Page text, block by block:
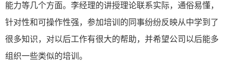
能力等几个方面。李经理的讲授理论联系实际，通俗易懂，
针对性和可操作性强，参加培训的同事纷纷反映从中学到了
很多知识，对以后工作有很大的帮助，并希望公司以后能多
组织一些类似的培训。